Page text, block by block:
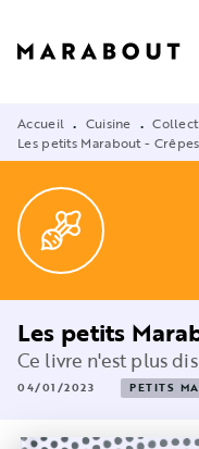
Accueil • Cuisine •
Les petits Marabout - Crêpes
Les petits
Ce livre n'est plus
04/01/2023 PETITS